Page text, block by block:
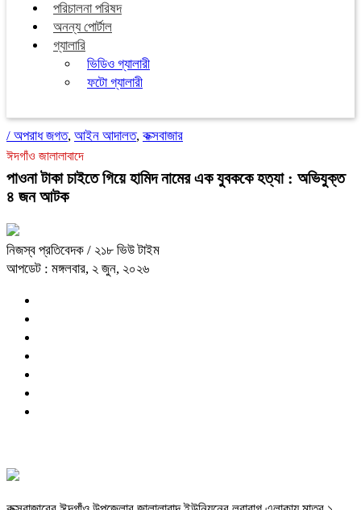
পরিচালনা পরিষদ
অনন্য পোর্টাল
গ্যালারি
ভিডিও গ্যালারী
ফটো গ্যালারী
/ অপরাধ জগত, আইন আদালত, কক্সবাজার
ঈদগাঁও জালালাবাদে
পাওনা টাকা চাইতে গিয়ে হামিদ নামের এক যুবককে হত্যা : অভিযুক্ত
৪ জন আটক
নিজস্ব প্রতিবেদক / ২১৮ ভিউ টাইম
আপডেট : মঙ্গলবার, ২ জুন, ২০২৬